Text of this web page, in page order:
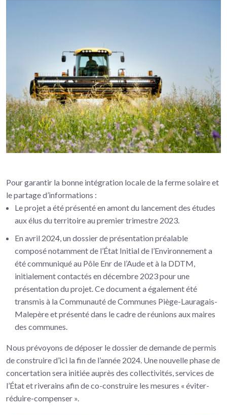
Pour garantir la bonne intégration locale de la ferme solaire et
le partage d’informations :
Le projet a été présenté en amont du lancement des études
aux élus du territoire au premier trimestre 2023.
En avril 2024, un dossier de présentation préalable
composé notamment de l’État Initial de l’Environnement a
été communiqué au Pôle Enr de l’Aude et à la DDTM,
initialement contactés en décembre 2023 pour une
présentation du projet. Ce document a également été
transmis à la Communauté de Communes Piège-Lauragais-
Malepère et présenté dans le cadre de réunions aux maires
des communes.
Nous prévoyons de déposer le dossier de demande de permis
de construire d’ici la fin de l’année 2024. Une nouvelle phase de
concertation sera initiée auprès des collectivités, services de
l’État et riverains afin de co-construire les mesures « éviter-
réduire-compenser ».